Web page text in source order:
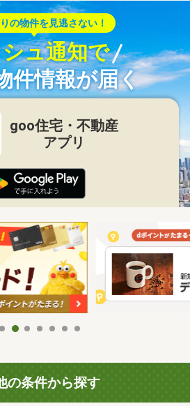
の物件を見逃さない！
ュ通知で
件情報が届く
goo住宅・不動産
アプリ
の条件から探す